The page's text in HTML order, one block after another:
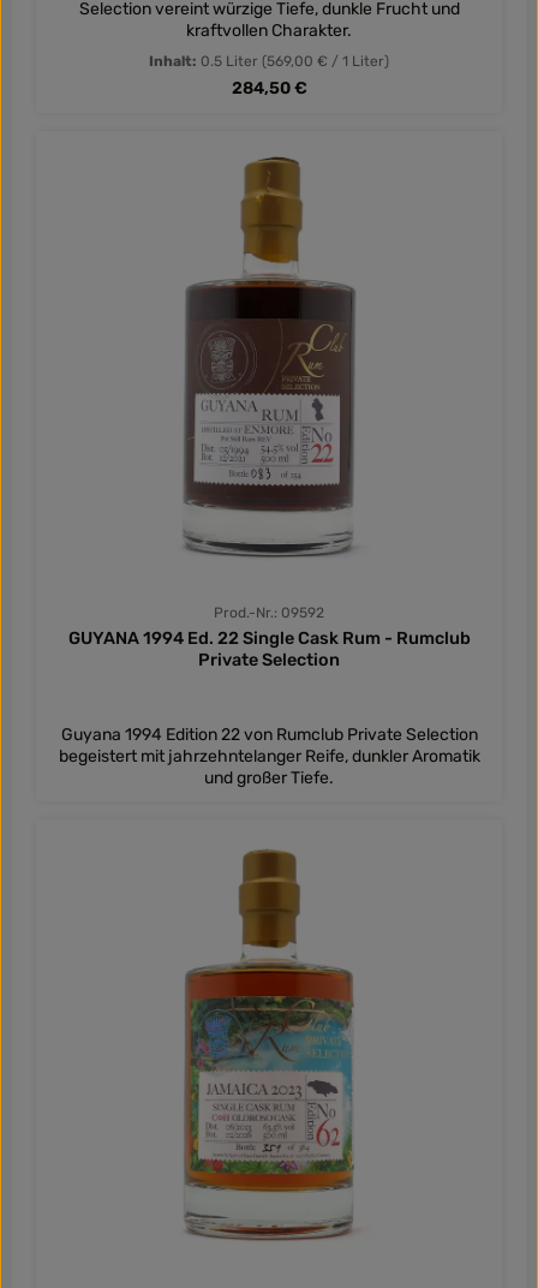
Selection vereint würzige Tiefe, dunkle Frucht und
kraftvollen Charakter.
Inhalt: 0.5 Liter (569,00 € / 1 Liter)
Regulärer Preis:
284,50 €
Prod.-Nr.: 09592
GUYANA 1994 Ed. 22 Single Cask Rum - Rumclub
Private Selection
Guyana 1994 Edition 22 von Rumclub Private Selection
begeistert mit jahrzehntelanger Reife, dunkler Aromatik
und großer Tiefe.